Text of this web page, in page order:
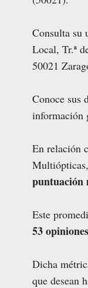
Consulta su
Local, Tr.ª
50021
Conoce sus
información
En relación
puntuación
Este
53 opiniones
Dicha
que desean